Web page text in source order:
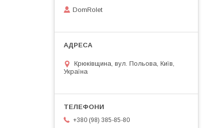
DomRolet
Крюківщина, вул. Польова, Київ,
Україна
+380 (98) 385-85-80